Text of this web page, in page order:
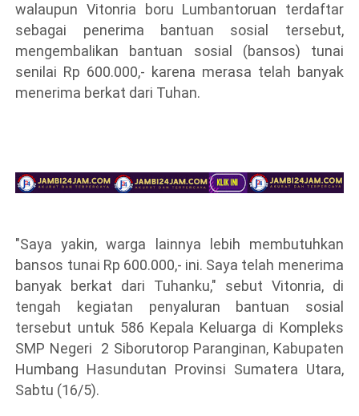
walaupun Vitonria boru Lumbantoruan terdaftar
sebagai penerima bantuan sosial tersebut,
mengembalikan bantuan sosial (bansos) tunai
senilai Rp 600.000,- karena merasa telah banyak
menerima berkat dari Tuhan.
"Saya yakin, warga lainnya lebih membutuhkan
bansos tunai Rp 600.000,- ini. Saya telah menerima
banyak berkat dari Tuhanku," sebut Vitonria, di
tengah kegiatan penyaluran bantuan sosial
tersebut untuk 586 Kepala Keluarga di Kompleks
SMP Negeri 2 Siborutorop Paranginan, Kabupaten
Humbang Hasundutan Provinsi Sumatera Utara,
Sabtu (16/5).